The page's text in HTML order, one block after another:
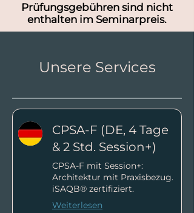
Prüfungsgebühren sind nicht
enthalten im Seminarpreis.
Unsere Services
CPSA-F (DE, 4 Tage
& 2 Std. Session+)
CPSA-F mit Session+:
Architektur mit Praxisbezug.
iSAQB® zertifiziert.
Weiterlesen